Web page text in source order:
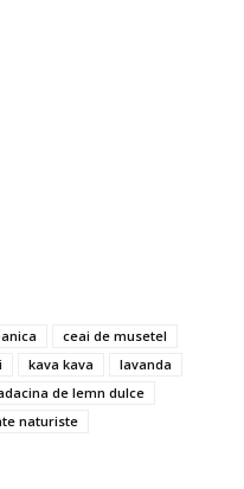
ceai de musetel
kava kava
lavanda
de lemn dulce
naturiste